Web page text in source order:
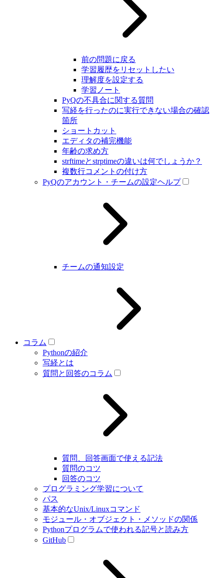
前の問題に戻る
学習履歴をリセットしたい
理解度を設定する
学習ノート
PyQの不具合に関する質問
写経を行ったのに実行できない場合の確認
箇所
ショートカット
エディタの補完機能
年齢の求め方
strftimeとstrptimeの違いは何でしょうか？
複数行コメントの付け方
PyQのアカウント・チームの設定ヘルプ
チームの通知設定
コラム
Pythonの紹介
写経とは
質問と回答のコラム
質問、回答画面で使える記法
質問のコツ
回答のコツ
プログラミング学習について
パス
基本的なUnix/Linuxコマンド
モジュール・オブジェクト・メソッドの関係
Pythonプログラムで使われる記号と読み方
GitHub